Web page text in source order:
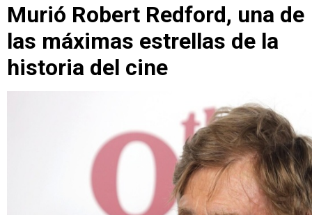
Murió Robert Redford, una de
las máximas estrellas de la
historia del cine